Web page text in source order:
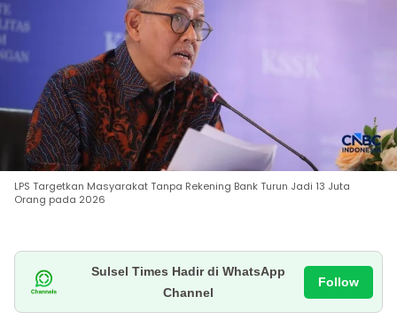
LPS Targetkan Masyarakat Tanpa Rekening Bank Turun Jadi 13 Juta
Orang pada 2026
Sulsel Times Hadir di WhatsApp
Channel
Follow